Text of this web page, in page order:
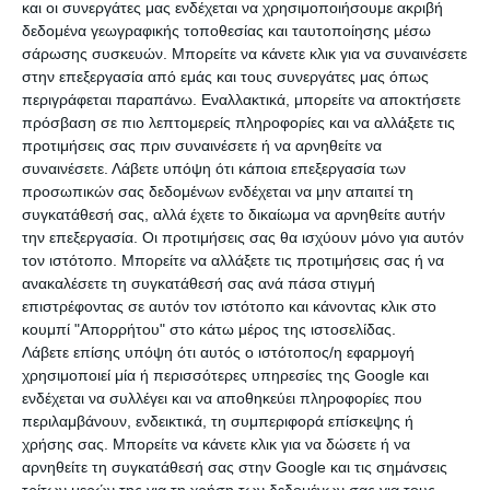
και οι συνεργάτες μας ενδέχεται να χρησιμοποιήσουμε ακριβή
δεδομένα γεωγραφικής τοποθεσίας και ταυτοποίησης μέσω
σάρωσης συσκευών. Μπορείτε να κάνετε κλικ για να συναινέσετε
στην επεξεργασία από εμάς και τους συνεργάτες μας όπως
περιγράφεται παραπάνω. Εναλλακτικά, μπορείτε να αποκτήσετε
πρόσβαση σε πιο λεπτομερείς πληροφορίες και να αλλάξετε τις
προτιμήσεις σας πριν συναινέσετε ή να αρνηθείτε να
συναινέσετε. Λάβετε υπόψη ότι κάποια επεξεργασία των
προσωπικών σας δεδομένων ενδέχεται να μην απαιτεί τη
συγκατάθεσή σας, αλλά έχετε το δικαίωμα να αρνηθείτε αυτήν
την επεξεργασία. Οι προτιμήσεις σας θα ισχύουν μόνο για αυτόν
τον ιστότοπο. Μπορείτε να αλλάξετε τις προτιμήσεις σας ή να
ανακαλέσετε τη συγκατάθεσή σας ανά πάσα στιγμή
επιστρέφοντας σε αυτόν τον ιστότοπο και κάνοντας κλικ στο
κουμπί "Απορρήτου" στο κάτω μέρος της ιστοσελίδας.
Λάβετε επίσης υπόψη ότι αυτός ο ιστότοπος/η εφαρμογή
χρησιμοποιεί μία ή περισσότερες υπηρεσίες της Google και
ενδέχεται να συλλέγει και να αποθηκεύει πληροφορίες που
περιλαμβάνουν, ενδεικτικά, τη συμπεριφορά επίσκεψης ή
χρήσης σας. Μπορείτε να κάνετε κλικ για να δώσετε ή να
αρνηθείτε τη συγκατάθεσή σας στην Google και τις σημάνσεις
μεγαλύτερους σταρ του ελληνικού κινηματογράφου.
Η σύνδεση με τη Φίνος Φιλμ και την
Αλίκη Βουγιουκλάκη
Την περίοδο που ο Αλέκος Αλεξανδράκης νοίκιαζε τη βίλα,
στην ευρύτερη περιοχή γίνονταν γυρίσματα για τη θρυλική
ταινία με τηνΑλίκη Βουγιουκλάκη, «Η κόρη μου η
σοσιαλίστρια».
Τα γυρίσματα πραγματοποιήθηκαν τόσο στο εργοστάσιο
της Πειραϊκής Πατραϊκής όσο και στα παραθαλάσσια
ταβερνάκια που υπήρχαν στην περιοχή, δίνοντας τότε
ιδιαίτερη κινηματογραφική αίγλη στο Νεράκι και στα γύρω
σημεία.